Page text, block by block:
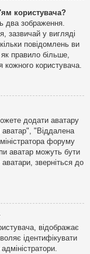
користувача?
два зображення.
зазвичай у вигляді
повідомлень ви
правило більше,
користувача.
додати аватару
аватар", "Віддалена
форуму
аватар можуть бути
зверніться до
відображає
ідентифікувати